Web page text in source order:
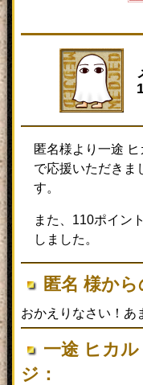
2019/10/14
2019/10/13
2019/10/12
2019/10/11
2019/10/05
2019/10/04
匿名様より一途
で応援いただきま
す。
また、110ポイン
しました。
匿名 様か
おかえりなさい！あ
一途 ヒカ
ジ：